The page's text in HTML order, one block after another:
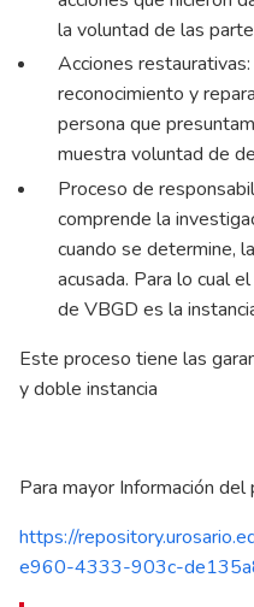
la voluntad de las
Acciones
reconocimiento y
persona que
muestra voluntad de
Proceso de
comprende la
cuando se determine,
acusada. Para lo cual
de VBGD es la
Este proceso tiene las
y doble instancia
Para mayor Información
https://
e960-4333-903c-